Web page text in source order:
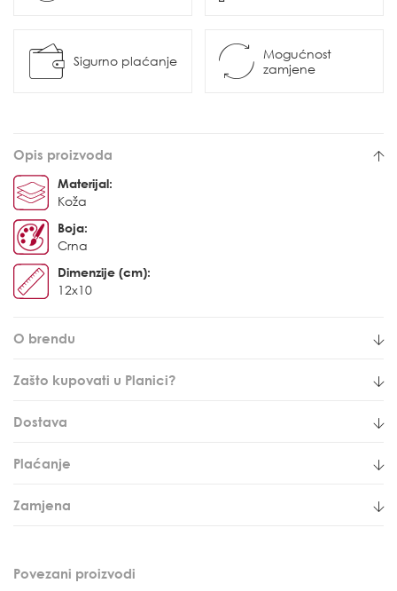
Sigurno plaćanje
Mogućnost
zamjene
Opis proizvoda
Materijal:
Koža
Boja:
Crna
Dimenzije (cm):
12x10
O brendu
Zašto kupovati u Planici?
Dostava
Plaćanje
Zamjena
Povezani proizvodi